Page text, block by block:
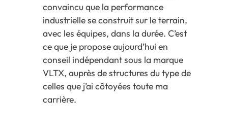
convaincu que la performance
industrielle se construit sur le terrain,
avec les équipes, dans la durée. C’est
ce que je propose aujourd’hui en
conseil indépendant sous la marque
VLTX, auprès de structures du type de
celles que j’ai côtoyées toute ma
carrière.